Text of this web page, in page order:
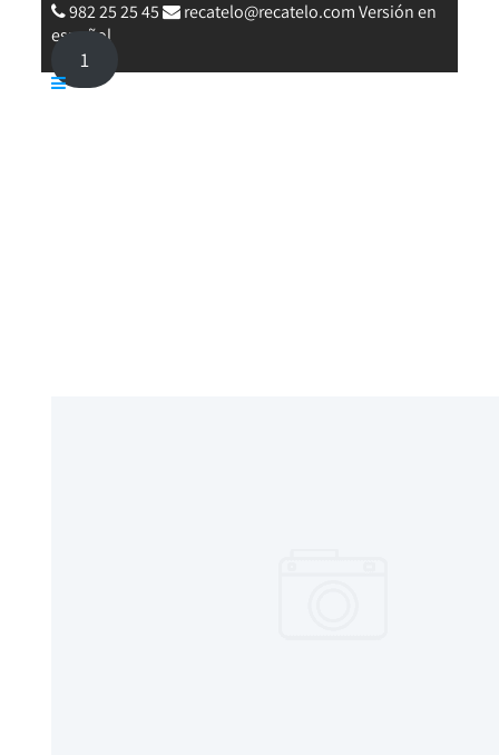
982 25 25 45 recatelo@recatelo.comVersión en
español
1